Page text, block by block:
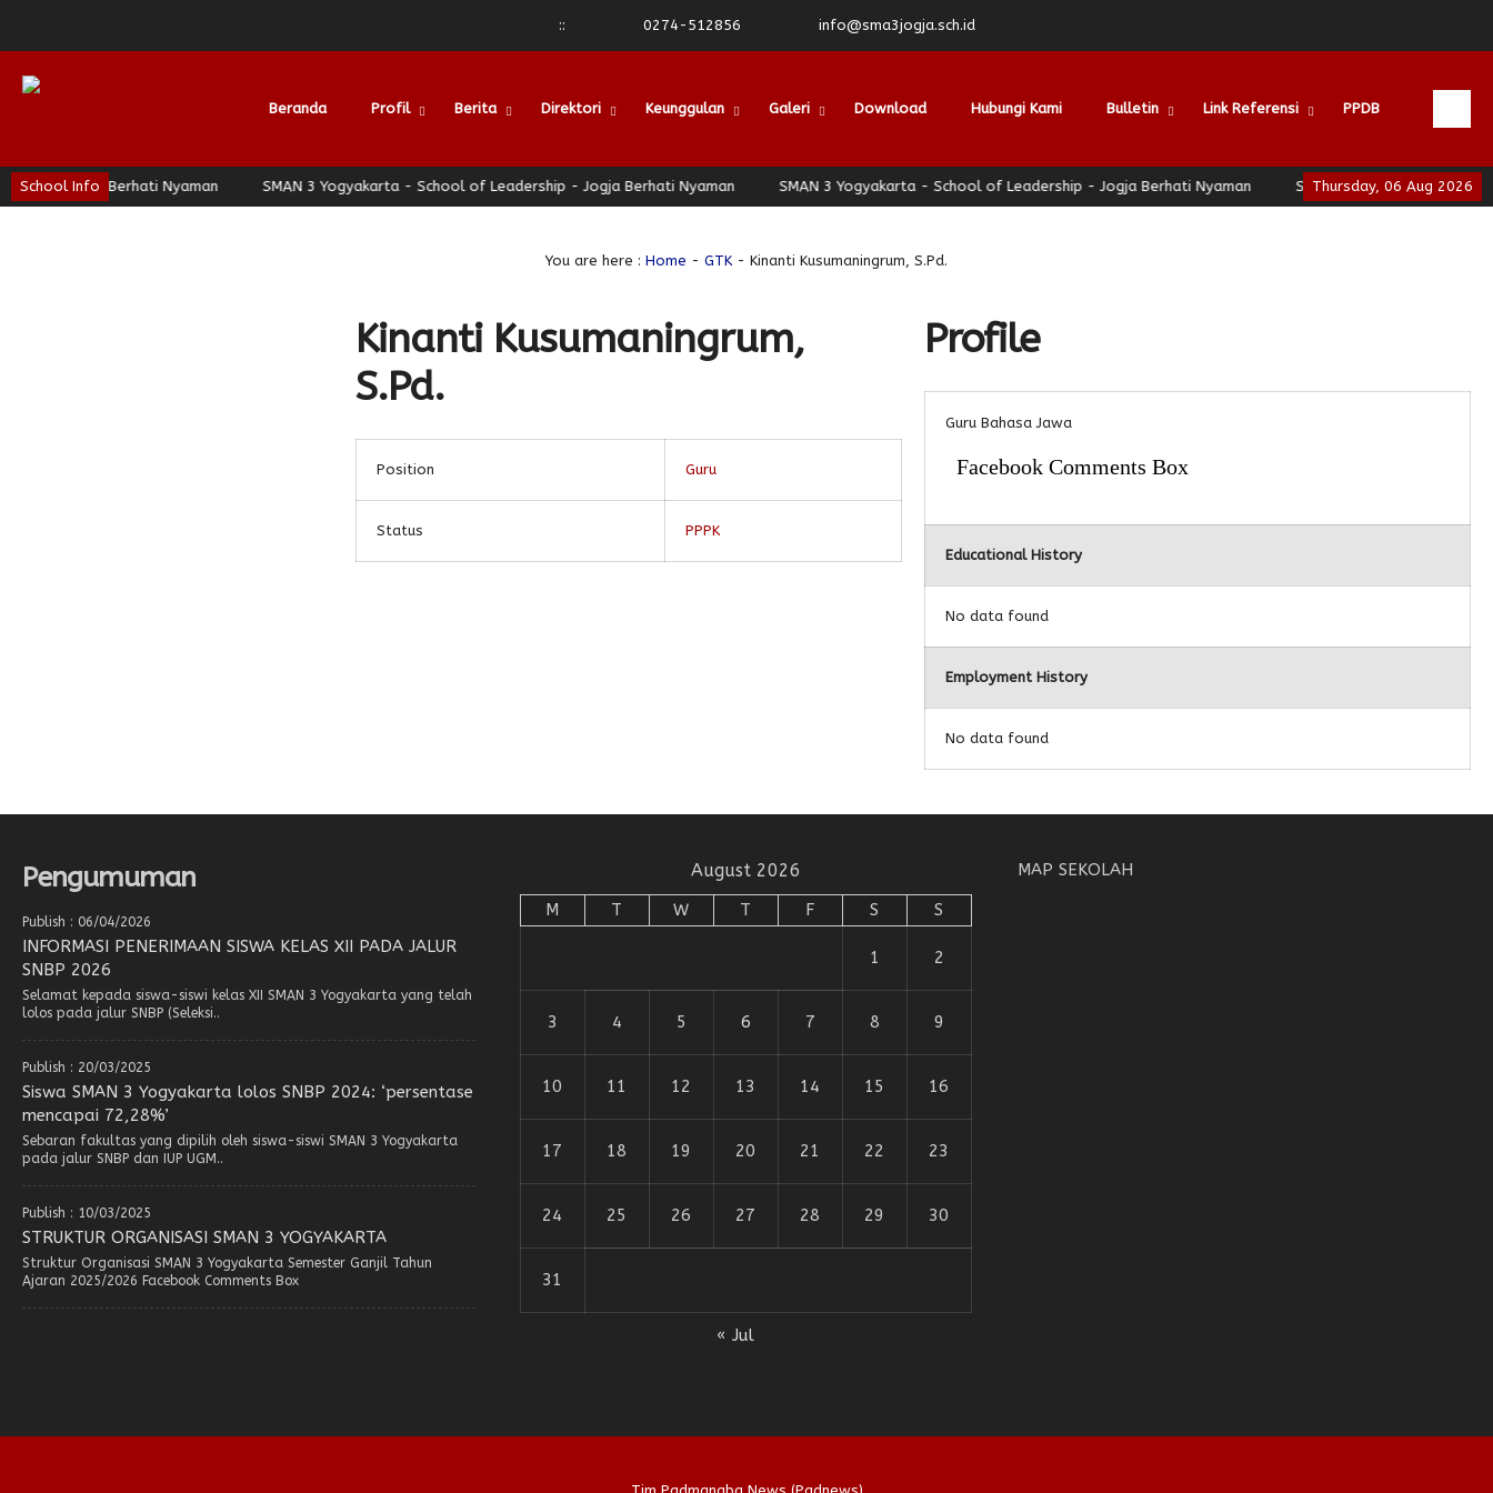
:: 0274-512856 info@sma3jogja.sch.id
Beranda Profil Berita Direktori Keunggulan Galeri Download Hubungi Kami Bulletin Link Referensi PPDB
School Info Thursday, 06 Aug 2026
- Jogja Berhati Nyaman SMAN 3 Yogyakarta - School of Leadership - Jogja Berhati Nyaman SMAN 3 Yogyakarta - School of Leadership - Jogja Berhati Nyaman SMAN 3 Yogyakarta - School
You are here : Home - GTK - Kinanti Kusumaningrum, S.Pd.
Kinanti Kusumaningrum,
S.Pd.
Position Guru
Status PPPK
Profile
Guru Bahasa Jawa
Facebook Comments Box
Educational History
No data found
Employment History
No data found
Pengumuman
Publish : 06/04/2026
INFORMASI PENERIMAAN SISWA KELAS XII PADA JALUR
SNBP 2026
Selamat kepada siswa-siswi kelas XII SMAN 3 Yogyakarta yang telah
lolos pada jalur SNBP (Seleksi..
Publish : 20/03/2025
Siswa SMAN 3 Yogyakarta lolos SNBP 2024: ‘persentase
mencapai 72,28%’
Sebaran fakultas yang dipilih oleh siswa-siswi SMAN 3 Yogyakarta
pada jalur SNBP dan IUP UGM..
Publish : 10/03/2025
STRUKTUR ORGANISASI SMAN 3 YOGYAKARTA
Struktur Organisasi SMAN 3 Yogyakarta Semester Ganjil Tahun
Ajaran 2025/2026 Facebook Comments Box
August 2026
M T W T F S S
1 2
3 4 5 6 7 8 9
10 11 12 13 14 15 16
17 18 19 20 21 22 23
24 25 26 27 28 29 30
31
« Jul
MAP SEKOLAH